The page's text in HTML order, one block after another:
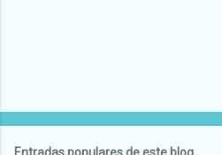
Entradas populares de este blog